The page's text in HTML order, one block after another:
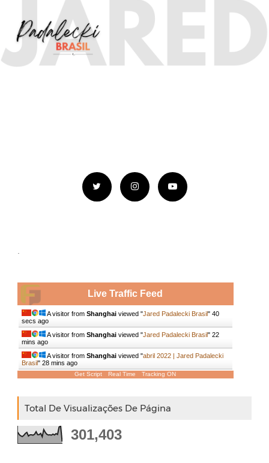
Live Traffic Feed
A visitor from Shanghaiviewed "Jared Padalecki Brasil" 41
secs ago
A visitor from Shanghaiviewed "Jared Padalecki Brasil" 22
mins ago
A visitor from Shanghaiviewed "abril 2022 | Jared Padalecki
Brasil" 28 mins ago
Get Script Real Time Tracking ON
Total De Visualizações De Página
301,403